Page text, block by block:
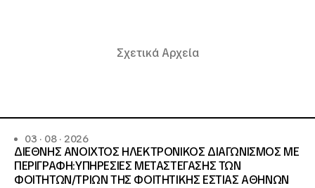
Σχετικά Αρχεία
03 · 08 · 2026
ΔΙΕΘΝΗΣ ΑΝΟΙΧΤΟΣ ΗΛΕΚΤΡΟΝΙΚΟΣ ΔΙΑΓΩΝΙΣΜΟΣ ΜΕ
ΠΕΡΙΓΡΑΦΗ:ΥΠΗΡΕΣΙΕΣ METAΣΤΕΓΑΣΗΣ ΤΩΝ
ΦΟΙΤΗΤΩΝ/ΤΡΙΩΝ ΤΗΣ ΦΟΙΤΗΤΙΚΗΣ ΕΣΤΙΑΣ ΑΘΗΝΩΝ